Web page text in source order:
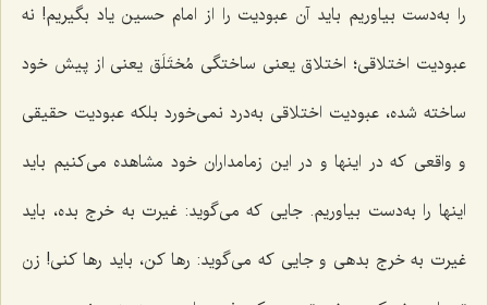
را به‌دست بیاوریم باید آن عبودیت را از امام حسین یاد بگیریم! نه
عبودیت اختلاقی؛ اختلاق یعنى ساختگی مُختَلَق یعنى از پیش خود
ساخته شده، عبودیت اختلاقى به‌درد نمى‌خورد بلکه عبودیت حقیقى
و واقعى که در اینها و در این زمامداران خود مشاهده مى‌کنیم باید
اینها را به‌دست بیاوریم. جایى که مى‌گوید: غیرت به خرج بده، باید
غیرت به خرج بدهی و جایى که مى‌گوید: رها کن، باید رها کنی! زن